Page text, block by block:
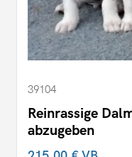
39104
Reinrassige
abzugeben